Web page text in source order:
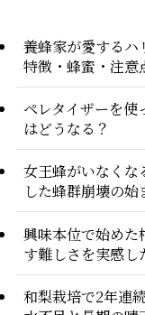
養蜂家が愛するハ
特徴・蜂蜜・注意
ペレタイザーを使
はどうなる？
女王蜂がいなくな
した蜂群崩壊の始
興味本位で始めた
す難しさを実感し
和梨栽培で2年連